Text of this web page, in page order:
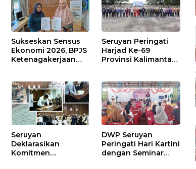
Sukseskan Sensus
Ekonomi 2026, BPJS
Ketenagakerjaan
Petugas Lapangan
Seruyan Peringati
Harjad Ke-69
Provinsi Kalimantan
Seruyan
Deklarasikan
Komitmen
DWP Seruyan
Peringati Hari Kartini
dengan Seminar